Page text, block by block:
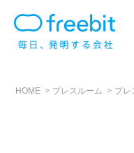
HOME プレスルーム プレ